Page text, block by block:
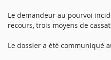
Le demandeur au pourvoi
recours, trois moyens de
Le dossier a été communiqué